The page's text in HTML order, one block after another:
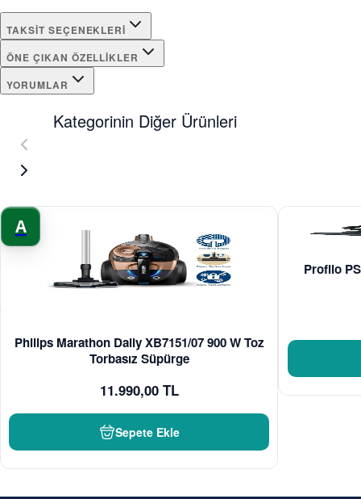
TAKSIT SEÇENEKLERI
ÖNE ÇIKAN ÖZELLIKLER
YORUMLAR
Kategorinin Diğer Ürünleri
A
Philips Marathon Daily XB7151/07 900 W Toz
Torbasız Süpürge
11.990,00 TL
Sepete Ekle
Profilo